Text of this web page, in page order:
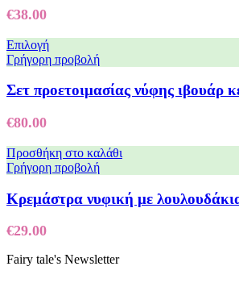
€38.00
Επιλογή
Γρήγορη προβολή
Σετ προετοιμασίας νύφης ιβουάρ
€80.00
Προσθήκη στο καλάθι
Γρήγορη προβολή
Κρεμάστρα νυφική με
€29.00
Fairy tale's Newsletter